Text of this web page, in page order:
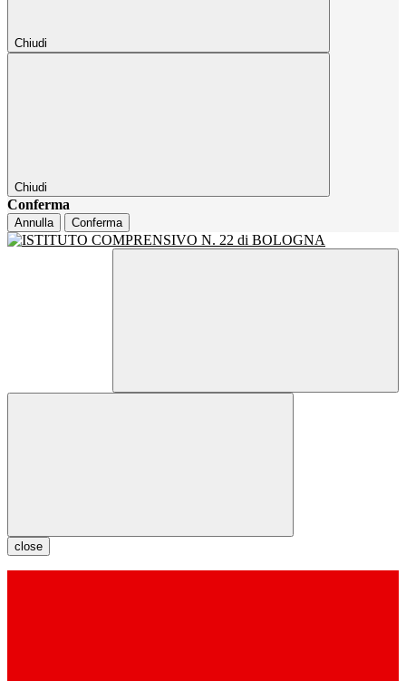
Chiudi
Chiudi
Conferma
Annulla Conferma
close